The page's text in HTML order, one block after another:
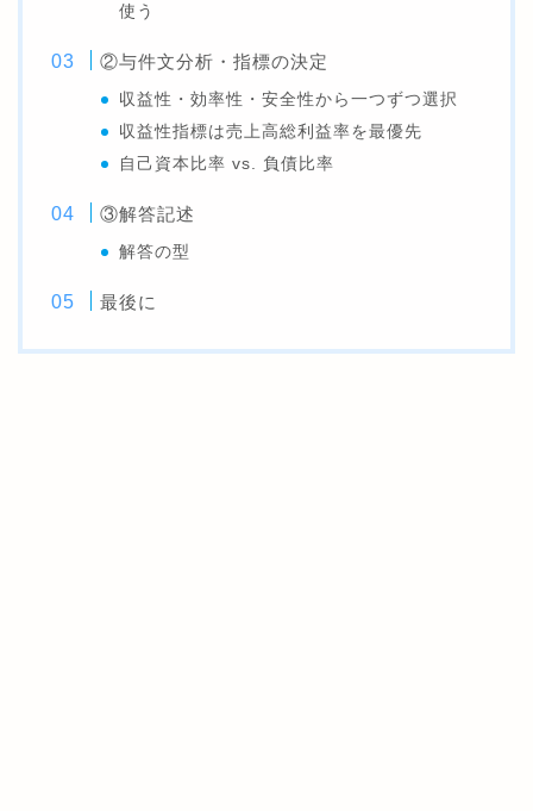
使う
②与件文分析・指標の決定
収益性・効率性・安全性から一つずつ選択
収益性指標は売上高総利益率を最優先
自己資本比率 vs. 負債比率
③解答記述
解答の型
最後に